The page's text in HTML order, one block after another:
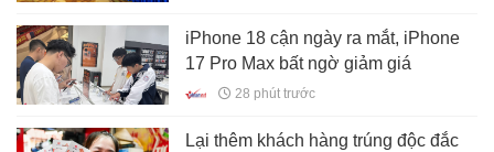
iPhone 18 cận ngày ra mắt, iPhone
17 Pro Max bất ngờ giảm giá
28 phút trước
Lại thêm khách hàng trúng độc đắc